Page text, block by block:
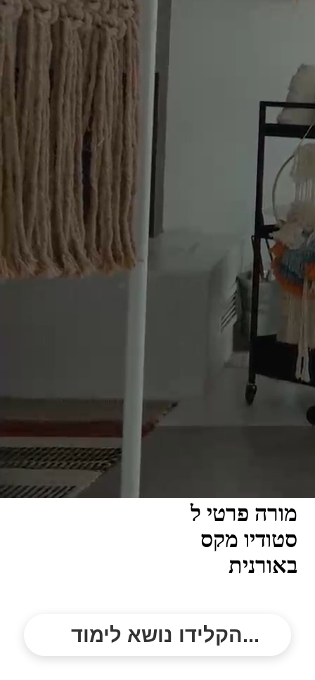
מורה פרטי ל
סטודיו מקס
באורנית
הקלידו נושא לימוד...